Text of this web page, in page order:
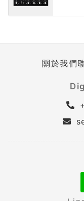
關於我們